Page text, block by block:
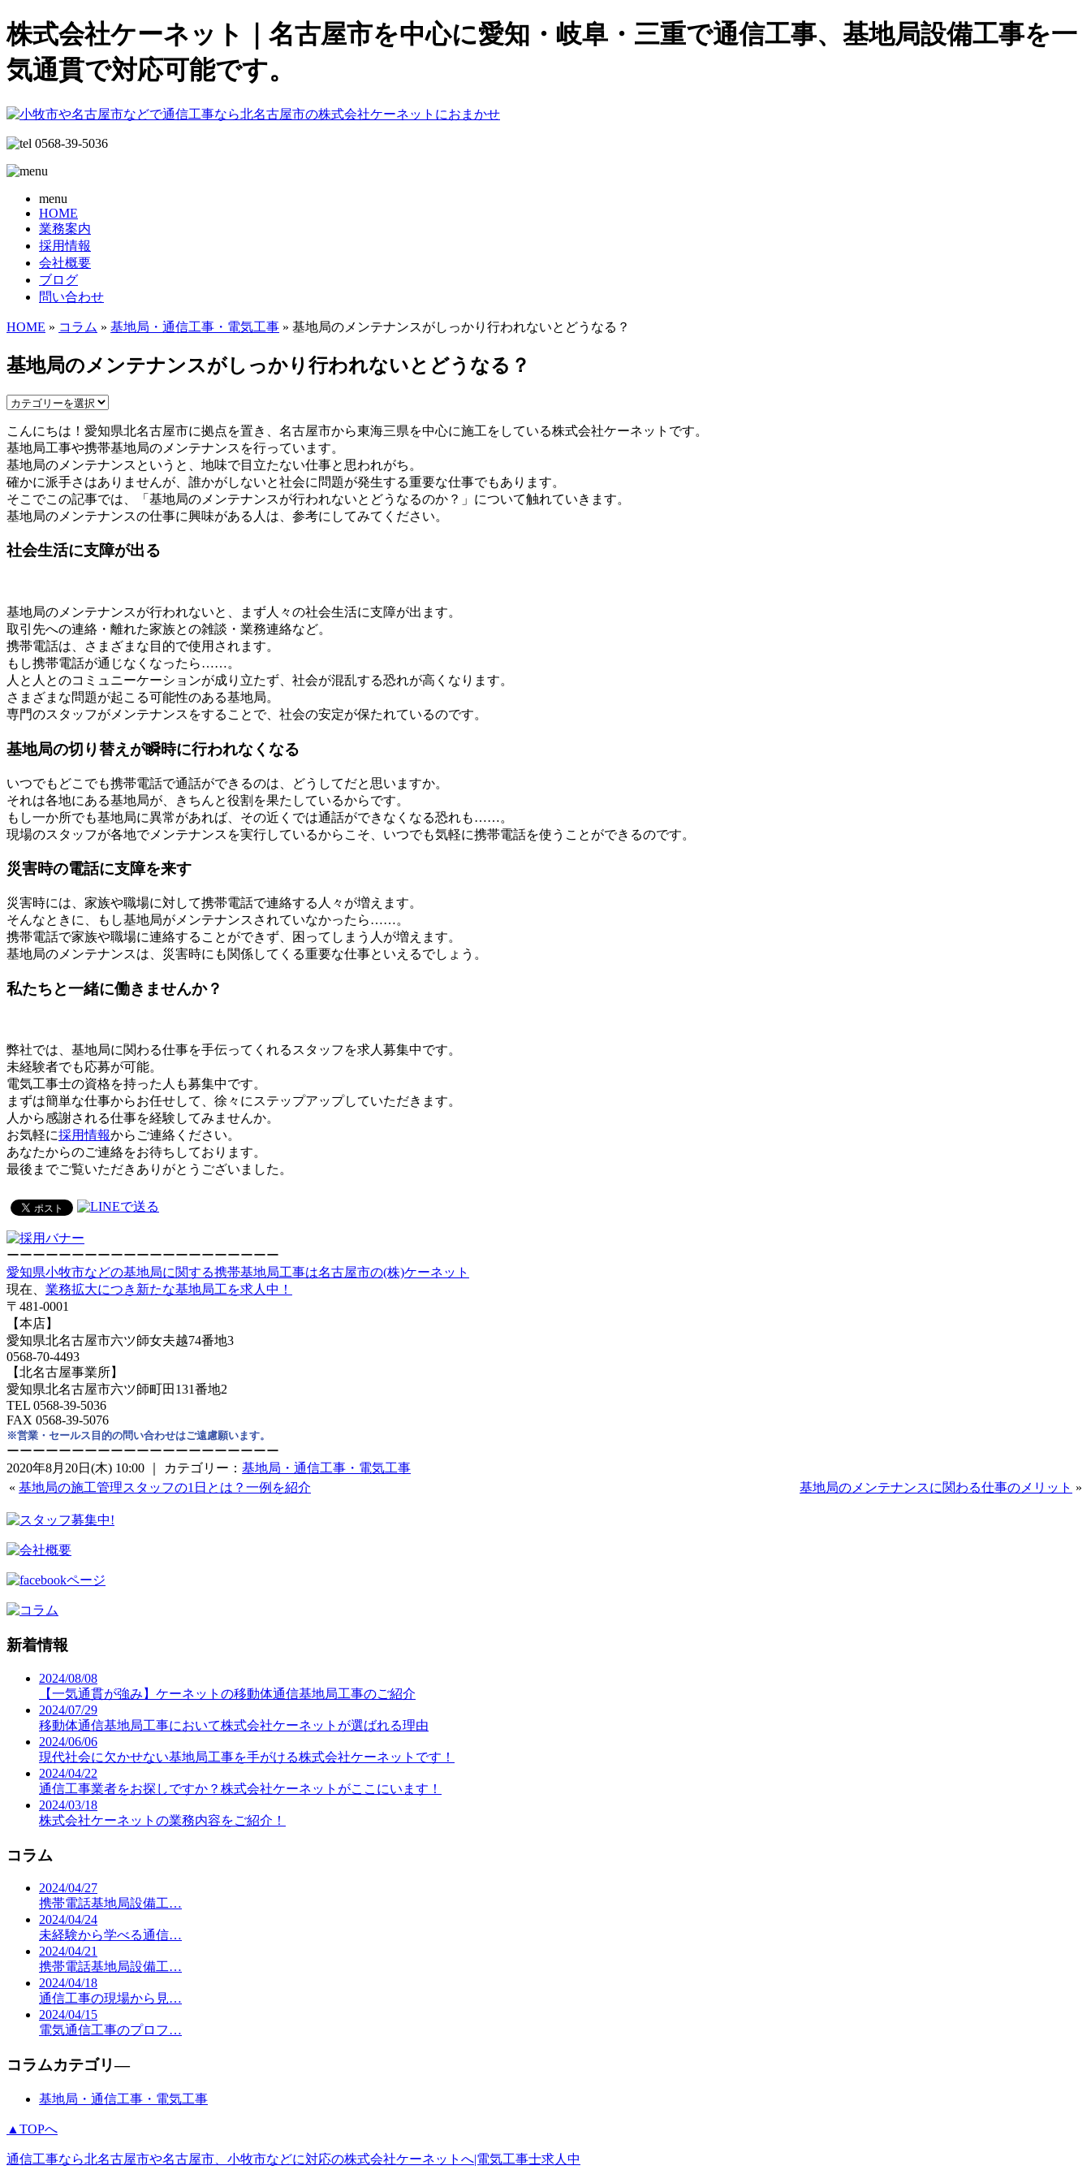
株式会社ケーネット｜名古屋市を中心に愛知・岐阜・三重で通信工事、基地局設備工事を一
気通貫で対応可能です。
menu
HOME
業務案内
採用情報
会社概要
ブログ
問い合わせ
HOME » コラム » 基地局・通信工事・電気工事 » 基地局のメンテナンスがしっかり行われないとどうなる？
基地局のメンテナンスがしっかり行われないとどうなる？
こんにちは！愛知県北名古屋市に拠点を置き、名古屋市から東海三県を中心に施工をしている株式会社ケーネットです。
基地局工事や携帯基地局のメンテナンスを行っています。
基地局のメンテナンスというと、地味で目立たない仕事と思われがち。
確かに派手さはありませんが、誰かがしないと社会に問題が発生する重要な仕事でもあります。
そこでこの記事では、「基地局のメンテナンスが行われないとどうなるのか？」について触れていきます。
基地局のメンテナンスの仕事に興味がある人は、参考にしてみてください。
社会生活に支障が出る
基地局のメンテナンスが行われないと、まず人々の社会生活に支障が出ます。
取引先への連絡・離れた家族との雑談・業務連絡など。
携帯電話は、さまざまな目的で使用されます。
もし携帯電話が通じなくなったら……。
人と人とのコミュニーケーションが成り立たず、社会が混乱する恐れが高くなります。
さまざまな問題が起こる可能性のある基地局。
専門のスタッフがメンテナンスをすることで、社会の安定が保たれているのです。
基地局の切り替えが瞬時に行われなくなる
いつでもどこでも携帯電話で通話ができるのは、どうしてだと思いますか。
それは各地にある基地局が、きちんと役割を果たしているからです。
もし一か所でも基地局に異常があれば、その近くでは通話ができなくなる恐れも……。
現場のスタッフが各地でメンテナンスを実行しているからこそ、いつでも気軽に携帯電話を使うことができるのです。
災害時の電話に支障を来す
災害時には、家族や職場に対して携帯電話で連絡する人々が増えます。
そんなときに、もし基地局がメンテナンスされていなかったら……。
携帯電話で家族や職場に連絡することができず、困ってしまう人が増えます。
基地局のメンテナンスは、災害時にも関係してくる重要な仕事といえるでしょう。
私たちと一緒に働きませんか？
弊社では、基地局に関わる仕事を手伝ってくれるスタッフを求人募集中です。
未経験者でも応募が可能。
電気工事士の資格を持った人も募集中です。
まずは簡単な仕事からお任せして、徐々にステップアップしていただきます。
人から感謝される仕事を経験してみませんか。
お気軽に採用情報からご連絡ください。
あなたからのご連絡をお待ちしております。
最後までご覧いただきありがとうございました。
ーーーーーーーーーーーーーーーーーーーーー
愛知県小牧市などの基地局に関する携帯基地局工事は名古屋市の(株)ケーネット
現在、 業務拡大につき新たな基地局工を求人中！
〒481-0001
【本店】
愛知県北名古屋市六ツ師女夫越74番地3
0568-70-4493
【北名古屋事業所】
愛知県北名古屋市六ツ師町田131番地2
TEL 0568-39-5036
FAX 0568-39-5076
※営業・セールス目的の問い合わせはご遠慮願います。
ーーーーーーーーーーーーーーーーーーーーー
2020年8月20日(木) 10:00 ｜ カテゴリー： 基地局・通信工事・電気工事
« 基地局の施工管理スタッフの1日とは？一例を紹介 基地局のメンテナンスに関わる仕事のメリット »
新着情報
2024/08/08
【一気通貫が強み】ケーネットの移動体通信基地局工事のご紹介
2024/07/29
移動体通信基地局工事において株式会社ケーネットが選ばれる理由
2024/06/06
現代社会に欠かせない基地局工事を手がける株式会社ケーネットです！
2024/04/22
通信工事業者をお探しですか？株式会社ケーネットがここにいます！
2024/03/18
株式会社ケーネットの業務内容をご紹介！
コラム
2024/04/27
携帯電話基地局設備工…
2024/04/24
未経験から学べる通信…
2024/04/21
携帯電話基地局設備工…
2024/04/18
通信工事の現場から見…
2024/04/15
電気通信工事のプロフ…
コラムカテゴリ―
基地局・通信工事・電気工事
▲TOPへ
通信工事なら北名古屋市や名古屋市、小牧市などに対応の株式会社ケーネットへ|電気工事士求人中